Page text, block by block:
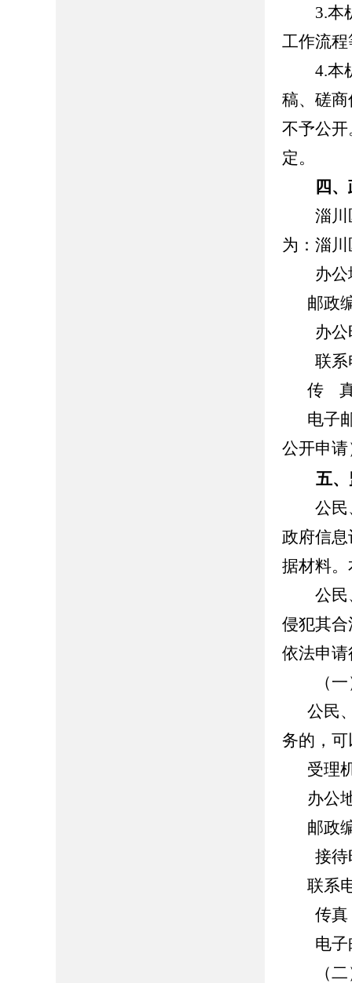
3.本机
工作流
4.本机
稿、磋
不予公
定。
四
淄川区
为：淄
办公
邮政
办公时
联系电
传 真
电子
公开申请
五
公民、
政府信
据材料
公民、
侵犯其
依法申
（一
公民
务的，
受理
办公
邮政
接待时
联系
传真：
电子邮
（二